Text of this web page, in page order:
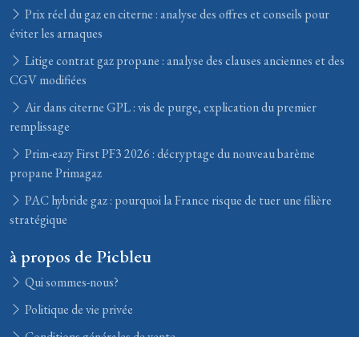
Prix réel du gaz en citerne : analyse des offres et conseils pour
éviter les arnaques
Litige contrat gaz propane : analyse des clauses anciennes et des
CGV modifiées
Air dans citerne GPL : vis de purge, explication du premier
remplissage
Prim-eazy First PF3 2026 : décryptage du nouveau barème
propane Primagaz
PAC hybride gaz : pourquoi la France risque de tuer une filière
stratégique
à propos de Picbleu
Qui sommes-nous?
Politique de vie privée